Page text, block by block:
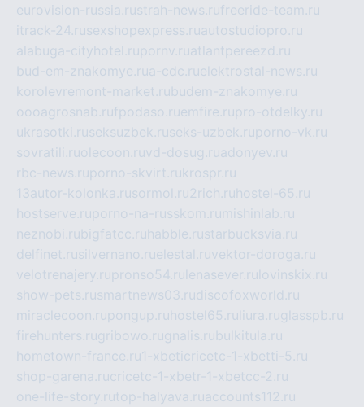
eurovision-russia.rustrah-news.rufreeride-team.ru
itrack-24.rusexshopexpress.ruautostudiopro.ru
alabuga-cityhotel.rupornv.ruatlantpereezd.ru
bud-em-znakomye.rua-cdc.ruelektrostal-news.ru
korolevremont-market.rubudem-znakomye.ru
oooagrosnab.rufpodaso.ruemfire.rupro-otdelky.ru
ukrasotki.ruseksuzbek.ruseks-uzbek.ruporno-vk.ru
sovratili.ruolecoon.ruvd-dosug.ruadonyev.ru
rbc-news.ruporno-skvirt.rukrospr.ru
13autor-kolonka.rusormol.ru2rich.ru hostel-65.ru
hostserve.ruporno-na-russkom.ru mishinlab.ru
neznobi.rubigfatcc.ru habble.rustarbucksvia.ru
delfinet.rusilvernano.ruelestal.ruvektor-doroga.ru
velotrenajery.rupronso54.ru lenasever.ru lovinskix.ru
show-pets.rusmartnews03.rudiscofoxworld.ru
miraclecoon.rupongup.ru hostel65.ru liura.ruglasspb.ru
firehunters.rugribowo.rugnalis.rubulkitula.ru
hometown-france.ru1-xbeticricetc-1-xbetti-5.ru
shop-garena.rucricetc-1-xbetr-1-xbetcc-2.ru
one-life-story.rutop-halyava.ruaccounts112.ru